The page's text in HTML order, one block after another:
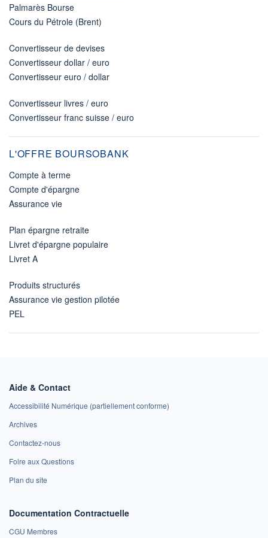
Palmarès Bourse
Cours du Pétrole (Brent)
Convertisseur de devises
Convertisseur dollar / euro
Convertisseur euro / dollar
Convertisseur livres / euro
Convertisseur franc suisse / euro
L'OFFRE BOURSOBANK
Compte à terme
Compte d'épargne
Assurance vie
Plan épargne retraite
Livret d'épargne populaire
Livret A
Produits structurés
Assurance vie gestion pilotée
PEL
Aide & Contact
Accessibilité Numérique (partiellement conforme)
Archives
Contactez-nous
Foire aux Questions
Plan du site
Documentation Contractuelle
CGU Membres